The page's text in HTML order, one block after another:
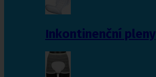
Inkontinenční pleny